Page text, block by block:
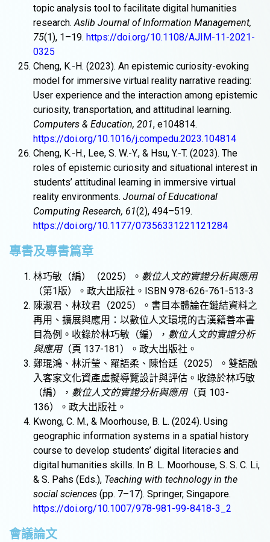
topic analysis tool to facilitate digital humanities
research. Aslib Journal of Information Management,
75(1), 1–19. https://doi.org/10.1108/AJIM-11-2021-
0325
Cheng, K.-H. (2023). An epistemic curiosity-evoking
model for immersive virtual reality narrative reading:
User experience and the interaction among epistemic
curiosity, transportation, and attitudinal learning.
Computers & Education, 201, e104814.
https://doi.org/10.1016/j.compedu.2023.104814
Cheng, K.-H., Lee, S. W.-Y., & Hsu, Y.-T. (2023). The
roles of epistemic curiosity and situational interest in
students’ attitudinal learning in immersive virtual
reality environments. Journal of Educational
Computing Research, 61(2), 494–519.
https://doi.org/10.1177/07356331221121284
專書及專書篇章
林巧敏（編）（2025）。 數位人文的實證分析與應用
（第1版）。政大出版社。ISBN 978-626-761-513-3
陳淑君、林玟君（2025）。書目本體論在鏈結資料之
再用、擴展與應用：以數位人文環境的古漢籍善本書
目為例。收錄於林巧敏（編）， 數位人文的實證分析
與應用（頁 137-181）。政大出版社。
鄭琨鴻、林沂瑩、羅語柔、陳怡廷（2025）。雙語融
入客家文化資產虛擬導覽設計與評估。收錄於林巧敏
（編）， 數位人文的實證分析與應用（頁 103-
136）。政大出版社。
Kwong, C. M., & Moorhouse, B. L. (2024). Using
geographic information systems in a spatial history
course to develop students’ digital literacies and
digital humanities skills. In B. L. Moorhouse, S. S. C. Li,
& S. Pahs (Eds.), Teaching with technology in the
social sciences (pp. 7–17). Springer, Singapore.
https://doi.org/10.1007/978-981-99-8418-3_2
會議論文